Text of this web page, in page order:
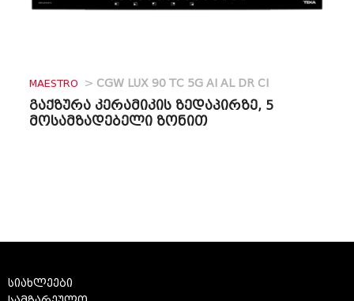
MAESTRO > CGW LUX 90 TC 5G AI AL DR CI
გაქზურა კერამიკის ზედაპირზე, 5
მოსამზადებელი ზონით
სიახლეები